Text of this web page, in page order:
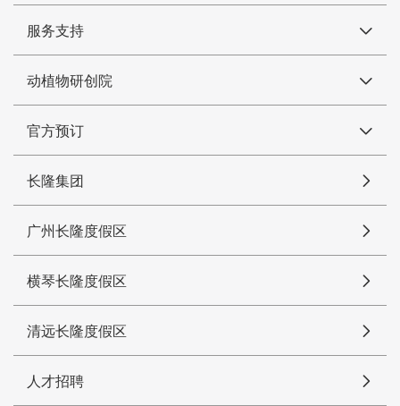
服务支持
动植物研创院
官方预订
长隆集团
广州长隆度假区
横琴长隆度假区
清远长隆度假区
人才招聘